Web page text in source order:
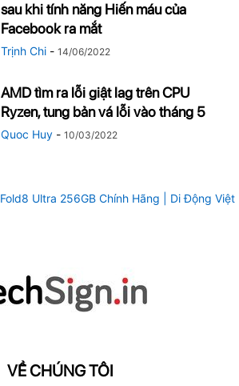
sau khi tính năng Hiến máu của
Facebook ra mắt
Trịnh Chi - 14/06/2022
AMD tìm ra lỗi giật lag trên CPU
Ryzen, tung bản vá lỗi vào tháng 5
Quoc Huy - 10/03/2022
VỀ CHÚNG TÔI